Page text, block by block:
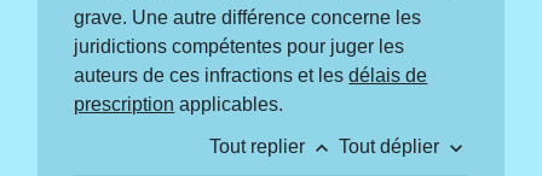
grave. Une autre différence concerne les
juridictions compétentes pour juger les
auteurs de ces infractions et lesdélais de
prescription applicables.
Tout replier keyboard_arrow_up Tout déplier keyboard_arrow_down